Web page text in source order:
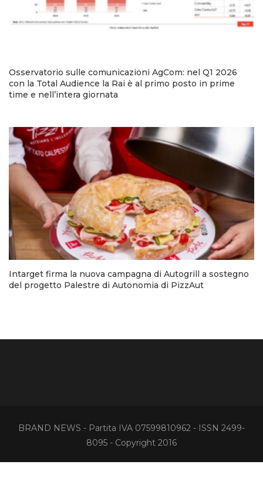
Osservatorio sulle comunicazioni AgCom: nel Q1 2026
con la Total Audience la Rai è al primo posto in prime
time e nell’intera giornata
Intarget firma la nuova campagna di Autogrill a sostegno
del progetto Palestre di Autonomia di PizzAut
BRAND NEWS - Partita IVA 07599810962 - ISSN 2499-
8095 - Copyright 2016